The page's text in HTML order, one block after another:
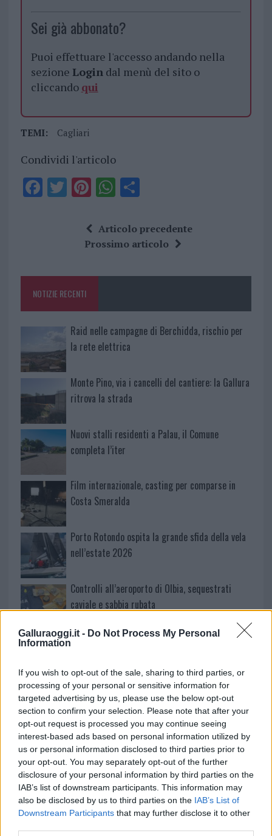
Galluraoggi.it - Do Not Process My Personal
Information
If you wish to opt-out of the sale, sharing to third parties, or
processing of your personal or sensitive information for
targeted advertising by us, please use the below opt-out
section to confirm your selection. Please note that after your
opt-out request is processed you may continue seeing
interest-based ads based on personal information utilized by
us or personal information disclosed to third parties prior to
your opt-out. You may separately opt-out of the further
disclosure of your personal information by third parties on the
IAB’s list of downstream participants. This information may
also be disclosed by us to third parties on the IAB’s List of
Downstream Participants that may further disclose it to other
Sei già abbonato?
Puoi effettuare l'accesso andando nella
sezione Logindal menù del sito o
cliccando qui
TEMI: Cagliari
Condividi l'articolo
F
o
k
T Pi
te
re
W
at
s
p
S
a
re
Articolo precedente
Prossimo articolo
NOTIZIE RECENTI
Raid nelle campagne di Berchidda, rischio per
la rete elettrica
Monte Pino, via i cancelli del cantiere: la Gallura
ritrova la strada
Nuovi stalli residenti a Palau, il Comune
completa l’iter
Film internazionale, casting per comparse in
Costa Smeralda
Porto Rotondo ospita la grande sfida della vela
nell’estate 2026
Controlli all’aeroporto di Olbia, sequestrati
caviale e sabbia rubata
Migliori cliniche di estetica medicale avanzata
pe…
NECROLOGIE